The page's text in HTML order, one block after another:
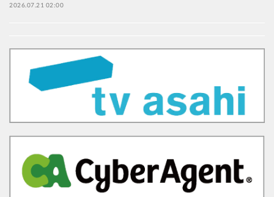
2026.07.21 02:00